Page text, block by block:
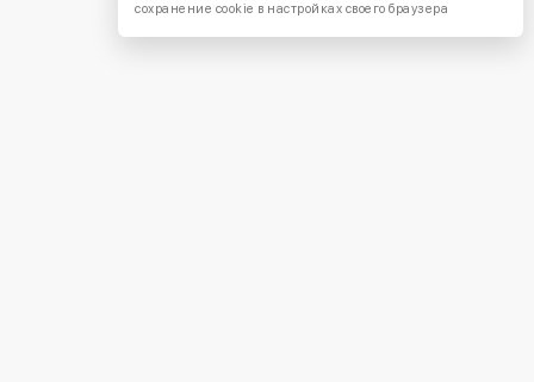
сохранение cookie в настройках своего браузера